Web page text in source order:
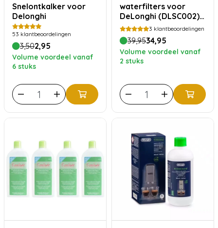
Snelontkalker voor
Delonghi
53 klantbeoordelingen
3,502,95
Volume voordeel vanaf
6 stuks
waterfilters voor
DeLonghi (DLSC002) –
4 stuks 3 klantbeoordelingen
39,9534,95
Volume voordeel vanaf
2 stuks